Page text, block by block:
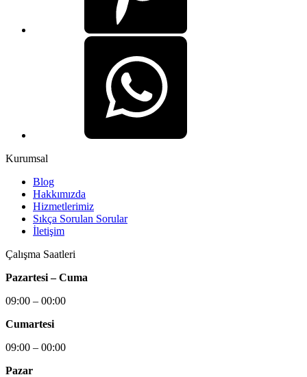
Kurumsal
Blog
Hakkımızda
Hizmetlerimiz
Sıkça Sorulan Sorular
İletişim
Çalışma Saatleri
Pazartesi – Cuma
09:00 – 00:00
Cumartesi
09:00 – 00:00
Pazar